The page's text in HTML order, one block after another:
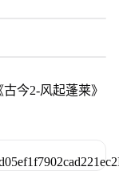
今2-风起蓬莱》